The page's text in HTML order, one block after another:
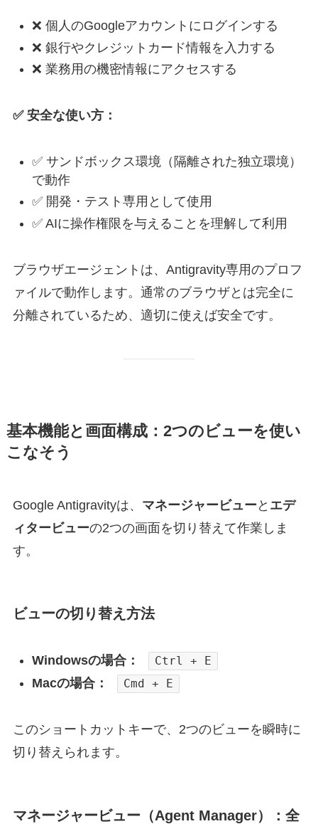
❌ 個人のGoogleアカウントにログインする
❌ 銀行やクレジットカード情報を入力する
❌ 業務用の機密情報にアクセスする
✅ 安全な使い方：
✅ サンドボックス環境（隔離された独立環境）
で動作
✅ 開発・テスト専用として使用
✅ AIに操作権限を与えることを理解して利用
ブラウザエージェントは、Antigravity専用のプロフ
ァイルで動作します。通常のブラウザとは完全に
分離されているため、適切に使えば安全です。
基本機能と画面構成：2つのビューを使い
こなそう
Google Antigravityは、 マネージャービュー と エデ
ィタービューの2つの画面を切り替えて作業しま
す。
ビューの切り替え方法
Windowsの場合： Ctrl + E
Macの場合： Cmd + E
このショートカットキーで、2つのビューを瞬時に
切り替えられます。
マネージャービュー（Agent Manager）：全